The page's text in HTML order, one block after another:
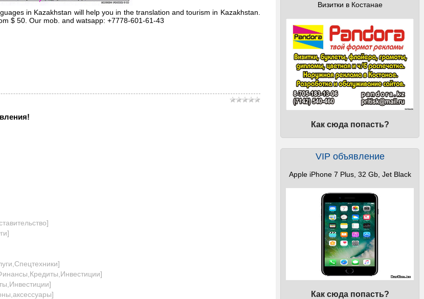
Визитки в Костанае
Как сюда попасть?
VIP объявление
Apple iPhone 7 Plus, 32 Gb, Jet Black
Как сюда попасть?
in Kazakhstan will help you in the translation and tourism in Kazakhstan.
$ 50. Our mob. and watsapp: +7778-601-61-43
]
]
]
]
]
]